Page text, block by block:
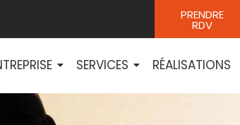
PRENDRE
RDV
SERVICES RÉALISATIONS